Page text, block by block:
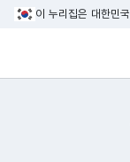
이 누리집은 대한민
방송미디